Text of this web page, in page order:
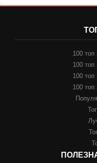
100
100
100
100